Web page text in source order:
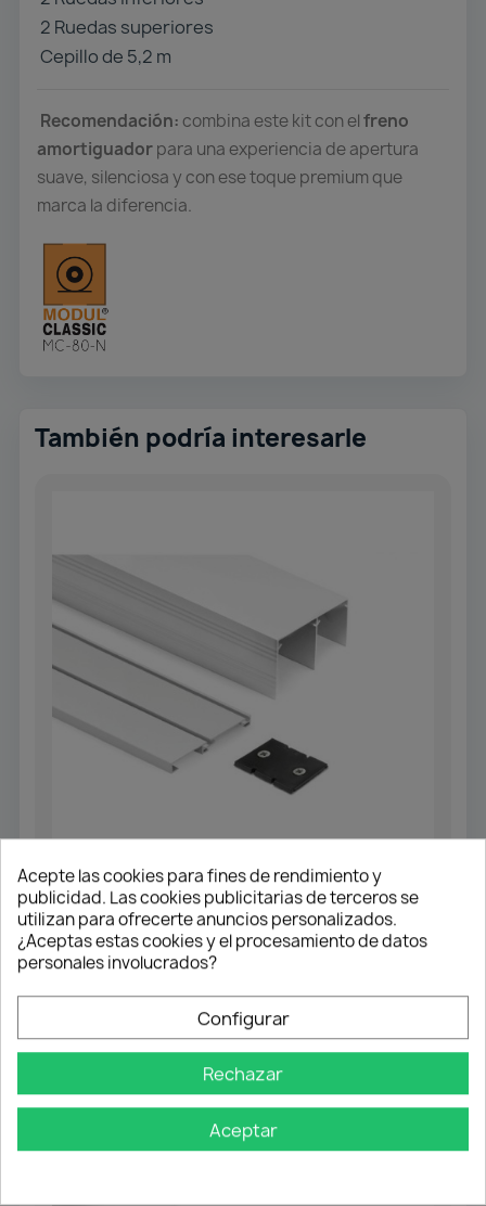
2 Ruedas superiores
Cepillo de 5,2 m
Recomendación: combina este kit con elfreno
amortiguadorpara una experiencia de apertura
suave, silenciosa y con ese toque premium que
marca la diferencia.
También podría interesarle
PERFILERÍA PUERTAS CORREDERAS
Kit Guías F27642 Blanco Mate (Ral
9003)
45,35 €
Personalizar
Acepte las cookies para fines de rendimiento y
publicidad. Las cookies publicitarias de terceros se
utilizan para ofrecerte anuncios personalizados.
¿Aceptas estas cookies y el procesamiento de datos
personales involucrados?
Configurar
Rechazar
Aceptar